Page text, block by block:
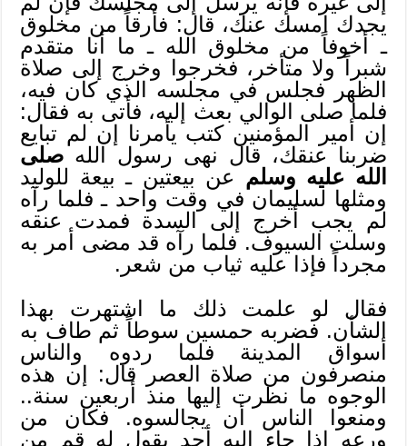
يجدك امسك عنك، قال: فأرقاً من مخلوق
ـ أخوفاً من مخلوق الله ـ ما أنا متقدم
شبراً ولا متأخر، فخرجوا وخرج إلى صلاة
الظهر فجلس في مجلسه الذي كان فيه،
فلما صلى الوالي بعث إليه، فأتى به فقال:
إن أمير المؤمنين كتب يأمرنا إن لم تبايع
ضربنا عنقك، قال نهى رسول اللهصلى
الله عليه وسلم عن بيعتين ـ بيعة للوليد
ومثلها لسليمان في وقت واحد ـ فلما رآه
لم يجب أخرج إلى السدة فمدت عنقه
وسلت السيوف. فلما رآه قد مضى أمر به
مجرداً فإذا عليه ثياب من شعر.
فقال لو علمت ذلك ما اشتهرت بهذا
الشأن. فضربه حمسين سوطاً ثم طاف به
أسواق المدينة فلما ردوه والناس
منصرفون من صلاة العصر قال: إن هذه
الوجوه ما نظرت إليها منذ أربعين سنة..
ومنعوا الناس أن يجالسوه. فكان من
ورعه إذا جاء إليه أحد يقول له قم من